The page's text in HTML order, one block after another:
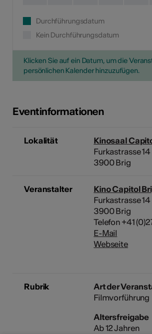
Durchführungsdatum
Kein Durchführungsdatum
Klicken Sie auf ein Datum, um die
persönlichen Kalender hinzuzufügen.
Eventinformationen
Lokalität
Kinosaal
Furkastrasse 14
3900 Brig
Veranstalter
Kino Capitol
Furkastrasse 14
3900 Brig
Telefon +41
E-Mail
Webseite
Rubrik
Art der
Filmvorführung
Altersfreigabe
Ab 12 Jahren